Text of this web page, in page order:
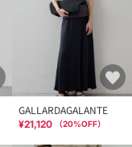
GALLARDAGALANTE
¥21,120 （20%OFF）